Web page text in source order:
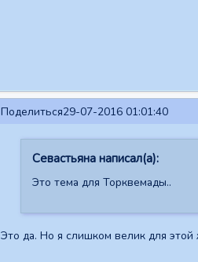
Поделиться29-07-2016 01:01:40
Севастьяна написал(а):
Это тема для Торквемады..
Это да. Но я слишком велик для